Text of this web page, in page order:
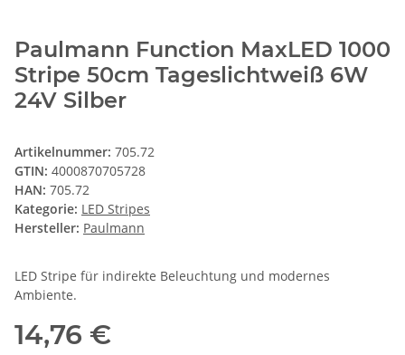
Paulmann Function MaxLED 1000
Stripe 50cm Tageslichtweiß 6W
24V Silber
Artikelnummer: 705.72
GTIN: 4000870705728
HAN: 705.72
Kategorie: LED Stripes
Hersteller: Paulmann
LED Stripe für indirekte Beleuchtung und modernes
Ambiente.
14,76 €